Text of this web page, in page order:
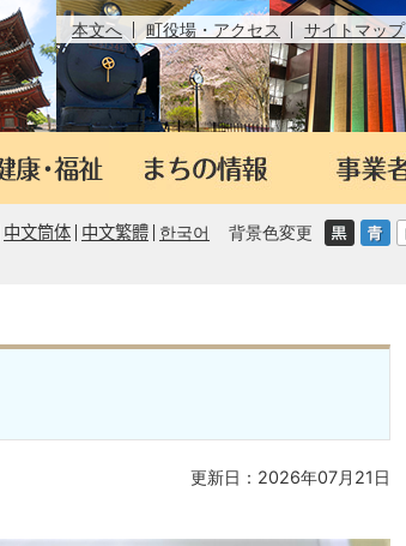
本文へ 町役場・アクセス サイトマップ
中文筒体 中文繁體 한국어 背景色変更
更新日：2026年07月21日